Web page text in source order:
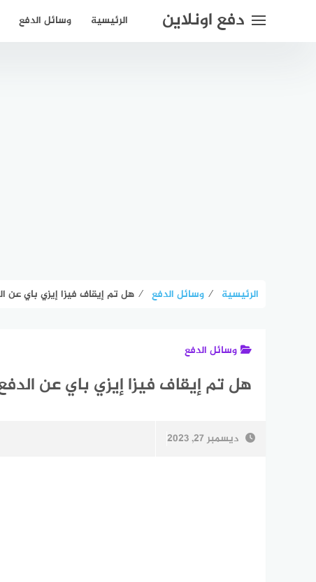
دفع اونلاين الرئيسية وسائل الدفع
الرئيسية ⁄ وسائل الدفع ⁄ هل تم إيقاف فيزا إيزي باي عن
وسائل الدفع
هل تم إيقاف فيزا إيزي باي عن
ديسمبر 27, 2023